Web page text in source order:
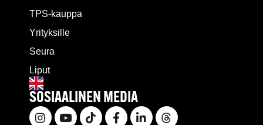
TPS-kauppa
Yrityksille
Seura
Liput
SOSIAALINEN MEDIA